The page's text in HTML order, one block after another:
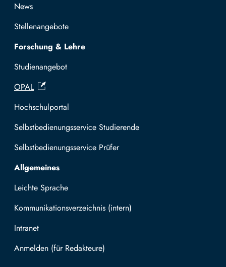
News
Stellenangebote
Forschung & Lehre
Studienangebot
OPAL
Hochschulportal
Selbstbedienungsservice Studierende
Selbstbedienungsservice Prüfer
Allgemeines
Leichte Sprache
Kommunikationsverzeichnis (intern)
Intranet
Mit TUBAF Login anmelden